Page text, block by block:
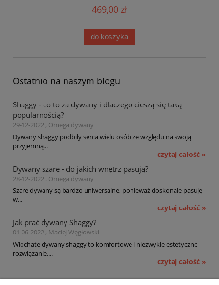
469,00 zł
do koszyka
Ostatnio na naszym blogu
Shaggy - co to za dywany i dlaczego cieszą się taką
popularnością?
29-12-2022 , Omega dywany
Dywany shaggy podbiły serca wielu osób ze względu na swoją
przyjemną...
czytaj całość »
Dywany szare - do jakich wnętrz pasują?
28-12-2022 , Omega dywany
Szare dywany są bardzo uniwersalne, ponieważ doskonale pasuję
w...
czytaj całość »
Jak prać dywany Shaggy?
01-06-2022 , Maciej Węgłowski
Włochate dywany shaggy to komfortowe i niezwykle estetyczne
rozwiązanie,...
czytaj całość »